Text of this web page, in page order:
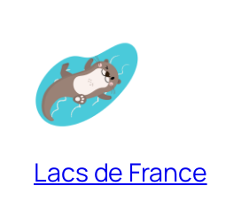
Lacs de France